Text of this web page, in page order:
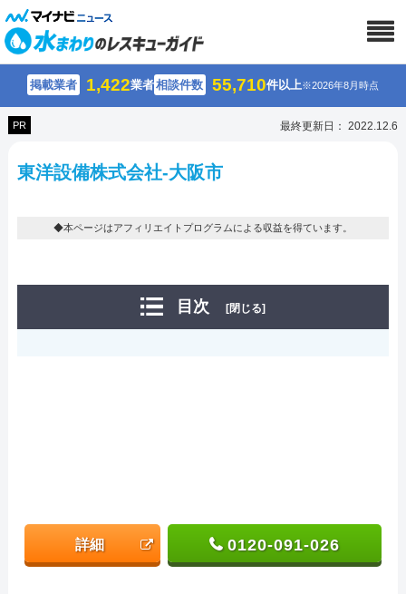
掲載業者 1,422業者相談件数 55,710件以上※2026年8月時点
PR 最終更新日： 2022.12.6
東洋設備株式会社-大阪市
◆本ページはアフィリエイトプログラムによる収益を得ています。
目次 [閉じる]
詳細 0120-091-026